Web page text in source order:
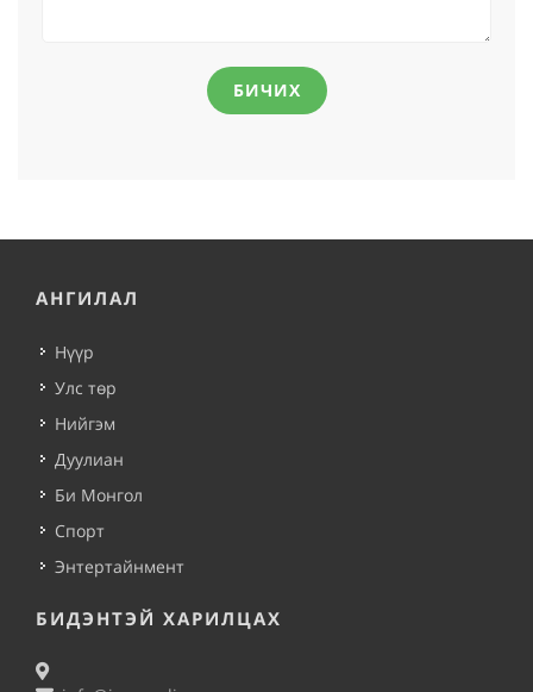
БИЧИХ
АНГИЛАЛ
Нүүр
Улс төр
Нийгэм
Дуулиан
Би Монгол
Спорт
Энтертайнмент
БИДЭНТЭЙ ХАРИЛЦАХ